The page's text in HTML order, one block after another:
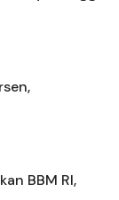
BBM RI,